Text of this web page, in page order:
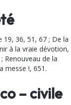
19, 36, 51, 67 ; De la
à la vraie dévotion,
Renouveau de la
messe !, 651.
– civile